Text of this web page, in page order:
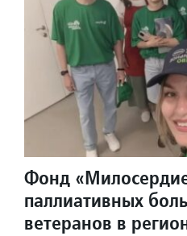
Фонд
паллиативных
ветеранов в